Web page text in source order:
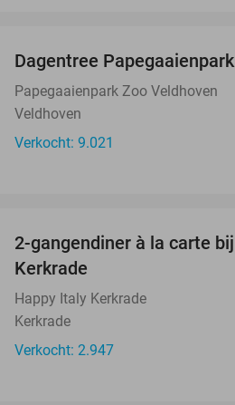
Dagentree
Papegaaienpark Zoo Veldhoven
Veldhoven
Verkocht: 9.021
2-gangendiner à la carte
Kerkrade
Happy Italy Kerkrade
Kerkrade
Verkocht: 2.947